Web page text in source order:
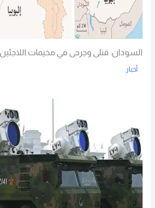
السودان: قتلى وجرحى في مخيمات اللاجئين
أخبار